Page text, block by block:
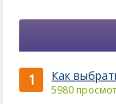
1 Как
5980